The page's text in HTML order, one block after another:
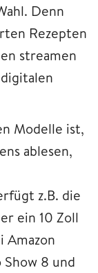
Denn
Rezepten
streamen
Modelle ist,
ablesen,
z.B. die
ein 10 Zoll
Amazon
8 und